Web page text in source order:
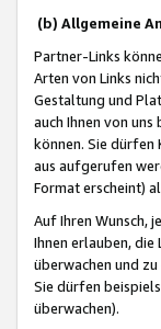
(b) Allgemeine
Partner-Links
Arten von Links
Gestaltung und
auch Ihnen von
können. Sie dürfen
aus aufgerufen
Format erscheint)
Auf Ihren Wunsch,
Ihnen erlauben,
überwachen und
Sie dürfen
überwachen).